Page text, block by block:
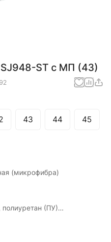
ST с МП (43)
43 44 45
(микрофибра)
(ПУ)